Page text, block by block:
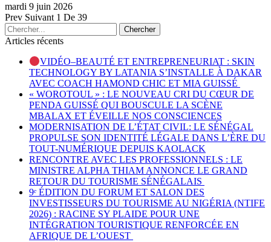
mardi 9 juin 2026
Prev Suivant 1 De 39
Articles récents
VIDÉO–BEAUTÉ ET ENTREPRENEURIAT : SKIN
TECHNOLOGY BY LATANIA S’INSTALLE À DAKAR
AVEC COACH HAMOND CHIC ET MIA GUISSÉ
« WOROTOUL » : LE NOUVEAU CRI DU CŒUR DE
PENDA GUISSÉ QUI BOUSCULE LA SCÈNE
MBALAX ET ÉVEILLE NOS CONSCIENCES
MODERNISATION DE L’ÉTAT CIVIL: LE SÉNÉGAL
PROPULSE SON IDENTITÉ LÉGALE DANS L’ÈRE DU
TOUT-NUMÉRIQUE DEPUIS KAOLACK
RENCONTRE AVEC LES PROFESSIONNELS : LE
MINISTRE ALPHA THIAM ANNONCE LE GRAND
RETOUR DU TOURISME SÉNÉGALAIS
9ᵉ ÉDITION DU FORUM ET SALON DES
INVESTISSEURS DU TOURISME AU NIGÉRIA (NTIFE
2026) : RACINE SY PLAIDE POUR UNE
INTÉGRATION TOURISTIQUE RENFORCÉE EN
AFRIQUE DE L’OUEST